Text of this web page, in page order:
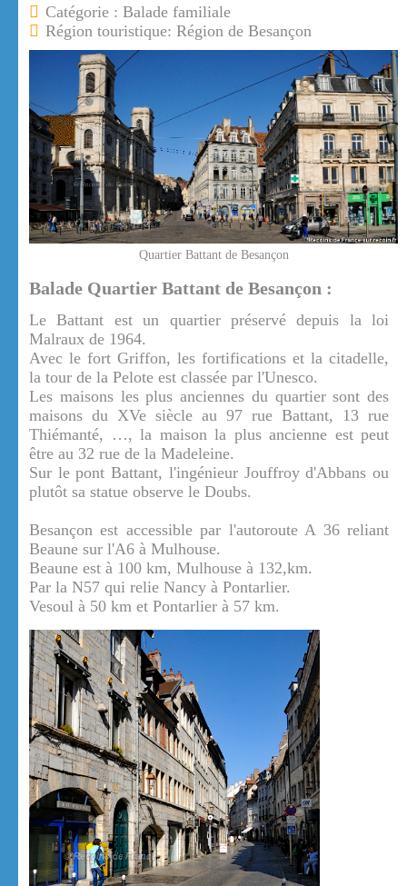
Catégorie : Balade familiale
Région touristique: Région de Besançon
Quartier Battant de Besançon
Balade Quartier Battant de Besançon :
Le Battant est un quartier préservé depuis la loi
Malraux de 1964.
Avec le fort Griffon, les fortifications et la citadelle,
la tour de la Pelote est classée par l'Unesco.
Les maisons les plus anciennes du quartier sont des
maisons du XVe siècle au 97 rue Battant, 13 rue
Thiémanté, …, la maison la plus ancienne est peut
être au 32 rue de la Madeleine.
Sur le pont Battant, l'ingénieur Jouffroy d'Abbans ou
plutôt sa statue observe le Doubs.
Besançon est accessible par l'autoroute A 36 reliant
Beaune sur l'A6 à Mulhouse.
Beaune est à 100 km, Mulhouse à 132,km.
Par la N57 qui relie Nancy à Pontarlier.
Vesoul à 50 km et Pontarlier à 57 km.